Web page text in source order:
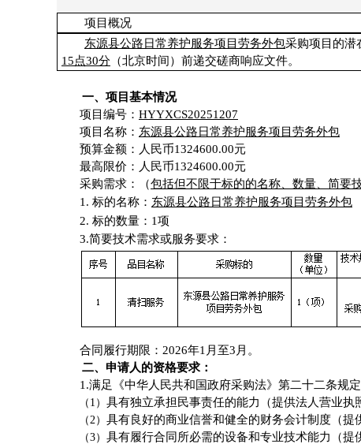
项目概况
东源县公路日常养护服务项目劳务外包采购项目的潜
15点30分 （北京时间）前递交磋商响应文件。
一、项目基本情况
项目编号： HYYXCS20251207
项目名称： 东源县公路日常养护服务项目劳务外包
预算金额：人民币1324600.00‬元
最高限价：人民币1324600.00‬元
采购需求：（包括但不限于标的的名称、数量、简要
1. 标的名称： 东源县公路日常养护服务项目劳务外包
2. 标的数量： 1项
3.简要技术需求或服务要求：
合同履行期限： 2026年1月至3月 。
二、申请人的资格要求：
1.满足《中华人民共和国政府采购法》第二十二条规定
（ 1） 具有独立承担民事责任的能力（提供法人营业执
（2） 具有良好的商业信誉和健全的财务会计制度（提
（3） 具有履行合同所必需的设备和专业技术能力 （提